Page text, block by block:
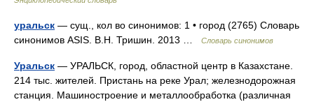
уральск — сущ., кол во синонимов: 1 • город (2765) Словарь
синонимов ASIS. В.Н. Тришин. 2013 …
Словарь синонимов
Уральск — УРАЛЬСК, город, областной центр в Казахстане.
214 тыс. жителей. Пристань на реке Урал; железнодорожная
станция. Машиностроение и металлообработка (различная